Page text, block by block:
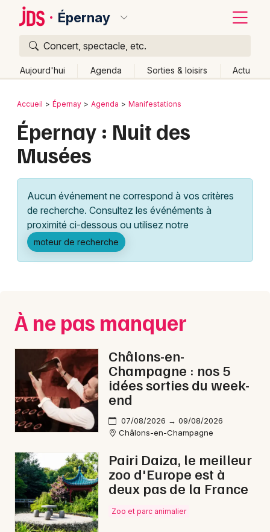
Épernay
Concert, spectacle, etc.
Aujourd'hui Agenda Sorties & loisirs Actu
Publier un événement
Grands événements
Activité & Expérience
Manifestations
Foires & salons
Concerts
Sports
Soirées
Sorties famille
Sorties & loisirs
Nuit des Musées dans la Marne
Nuit des Musées en Champagne-Ardenne
Bordeaux
Colmar
Lille
Lyon
Marseille
Mulhouse
Nice
Paris
Strasbourg
Toulouse
Toutes les villes
Retour
Accueil Épernay Agenda Manifestations
Épernay : Nuit des
Musées
Aucun événement ne correspond à vos critères
de recherche. Consultez les événéments à
proximité ci-dessous ou utilisez notre
moteur de recherche
À ne pas manquer
Châlons-en-
Champagne : nos 5
idées sorties du week-
end
07/08/2026 → 09/08/2026
Châlons-en-Champagne
Pairi Daiza, le meilleur
zoo d'Europe est à
deux pas de la France
Zoo et parc animalier
Quoi ?
Où ?
Épernay et alentours
Champagne-Ardenne
Partout
Près de moi
Changer de lieu
Aujourd'hui
Demain Ce week-end Autre